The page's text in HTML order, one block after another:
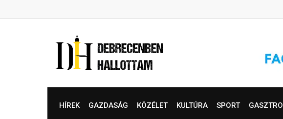
to
HÍREK GAZDASÁG KÖZÉLET KULTÚRA SPORT GASZTRO